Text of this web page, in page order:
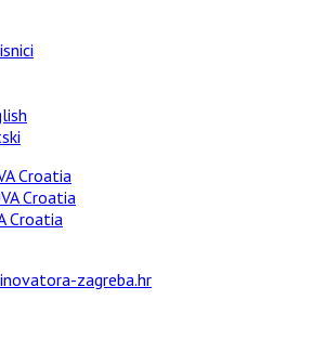
Croatia
Croatia
Croatia
zagreba.hr